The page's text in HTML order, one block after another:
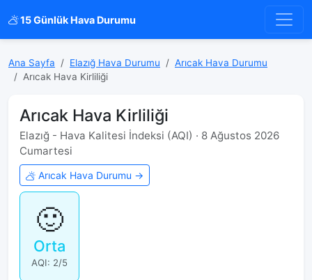
15 Günlük Hava Durumu
Ana Sayfa Elazığ Hava Durumu
Arıcak Hava Durumu
Arıcak Hava Kirliliği
Arıcak Hava Kirliliği
Elazığ - Hava Kalitesi İndeksi (AQI) · 8 Ağustos 2026
Cumartesi
Arıcak Hava Durumu →
🙂
Orta
AQI: 2/5